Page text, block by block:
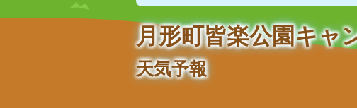
月形町皆楽公園キャ
天気予報